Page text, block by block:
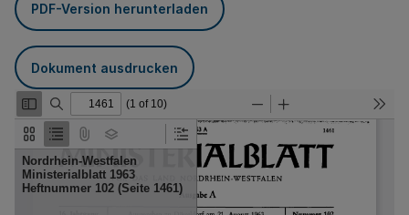
PDF-Version herunterladen
Dokument ausdrucken